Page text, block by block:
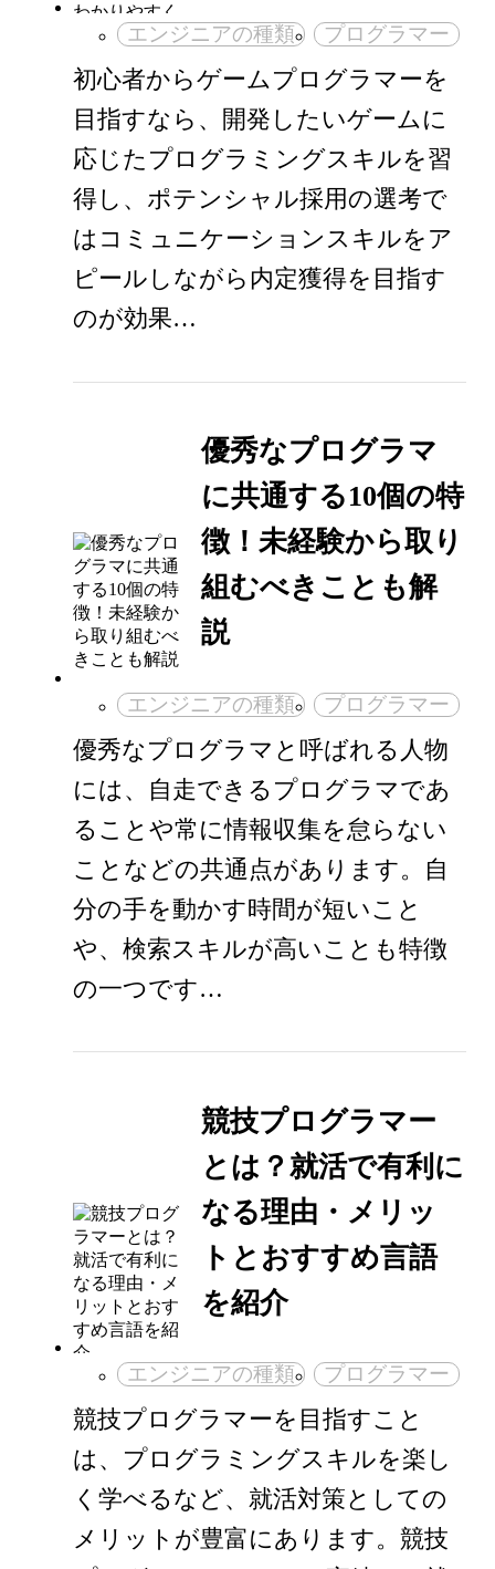
エンジニアの種類 プログラマー
初心者からゲームプログラマーを
目指すなら、開発したいゲームに
応じたプログラミングスキルを習
得し、ポテンシャル採用の選考で
はコミュニケーションスキルをア
ピールしながら内定獲得を目指す
のが効果…
優秀なプログラマ
に共通する10個の特
徴！未経験から取り
組むべきことも解
説
エンジニアの種類 プログラマー
優秀なプログラマと呼ばれる人物
には、自走できるプログラマであ
ることや常に情報収集を怠らない
ことなどの共通点があります。自
分の手を動かす時間が短いこと
や、検索スキルが高いことも特徴
の一つです…
競技プログラマー
とは？就活で有利に
なる理由・メリッ
トとおすすめ言語
を紹介
エンジニアの種類 プログラマー
競技プログラマーを目指すこと
は、プログラミングスキルを楽し
く学べるなど、就活対策としての
メリットが豊富にあります。競技